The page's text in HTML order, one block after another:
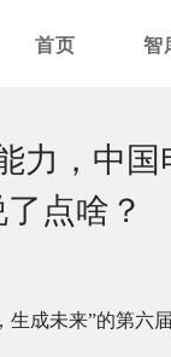
首页 智
力，中
点啥？
生成未来”的第六